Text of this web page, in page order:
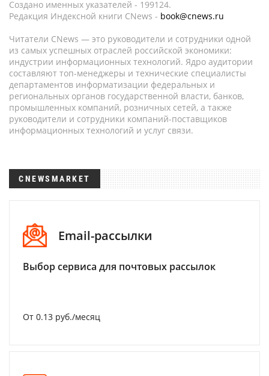
Создано именных указателей - 199124.
Редакция Индексной книги CNews - book@cnews.ru
Читатели CNews — это руководители и сотрудники одной
из самых успешных отраслей российской экономики:
индустрии информационных технологий. Ядро аудитории
составляют топ-менеджеры и технические специалисты
департаментов информатизации федеральных и
региональных органов государственной власти, банков,
промышленных компаний, розничных сетей, а также
руководители и сотрудники компаний-поставщиков
информационных технологий и услуг связи.
CNEWSMARKET
Email-рассылки
Выбор сервиса для почтовых рассылок
От 0.13 руб./месяц